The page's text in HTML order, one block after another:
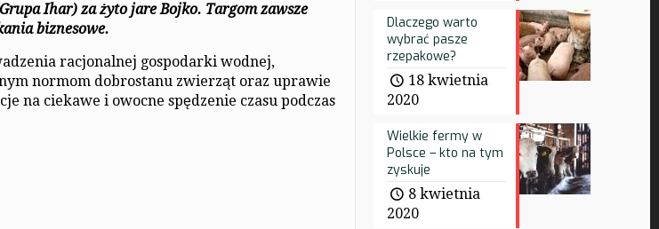
Ihar) za żyto jare Bojko. Targom zawsze
biznesowe.
racjonalnej gospodarki wodnej,
normom dobrostanu zwierząt oraz uprawie
na ciekawe i owocne spędzenie czasu podczas
Dlaczego warto
wybrać pasze
rzepakowe?
18 kwietnia
2020
Wielkie fermy w
Polsce – kto na tym
zyskuje
8 kwietnia
2020